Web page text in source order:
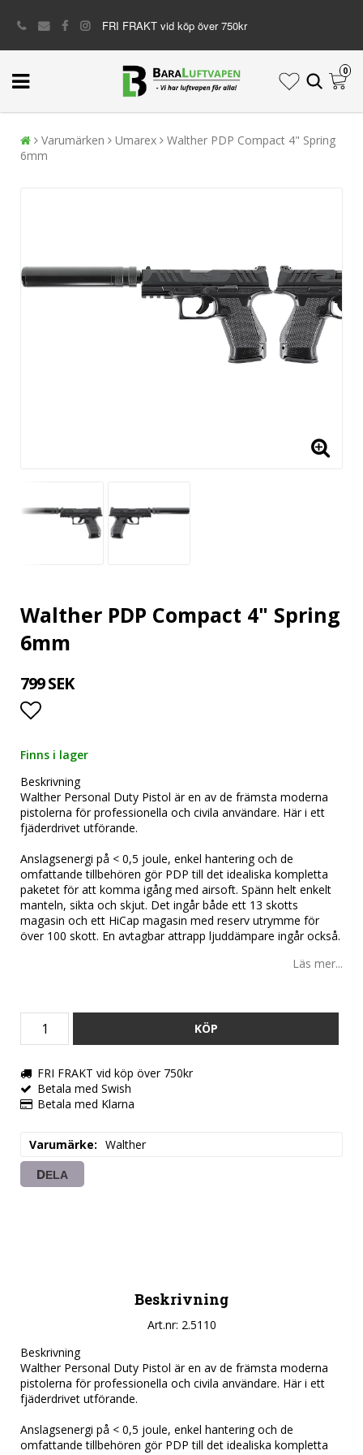
FRI FRAKT vid köp över 750kr
0
Varumärken Umarex
Walther PDP Compact 4" Spring
6mm
Walther PDP Compact 4" Spring
6mm
799 SEK
Finns i lager
Beskrivning
Walther Personal Duty Pistol är en av de främsta moderna
pistolerna för professionella och civila användare. Här i ett
fjäderdrivet utförande.
Anslagsenergi på < 0,5 joule, enkel hantering och de
omfattande tillbehören gör PDP till det idealiska kompletta
paketet för att komma igång med airsoft. Spänn helt enkelt
manteln, sikta och skjut. Det ingår både ett 13 skotts
magasin och ett HiCap magasin med reserv utrymme för
över 100 skott. En avtagbar attrapp ljuddämpare ingår också.
Läs mer...
KÖP
FRI FRAKT vid köp över 750kr
Betala med Swish
Betala med Klarna
Varumärke Walther
DELA
Beskrivning
Art.nr: 2.5110
Beskrivning
Walther Personal Duty Pistol är en av de främsta moderna
pistolerna för professionella och civila användare. Här i ett
fjäderdrivet utförande.
Anslagsenergi på < 0,5 joule, enkel hantering och de
omfattande tillbehören gör PDP till det idealiska kompletta